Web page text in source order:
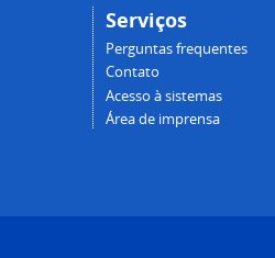
Serviços
Perguntas frequentes
Contato
Acesso à sistemas
Área de imprensa